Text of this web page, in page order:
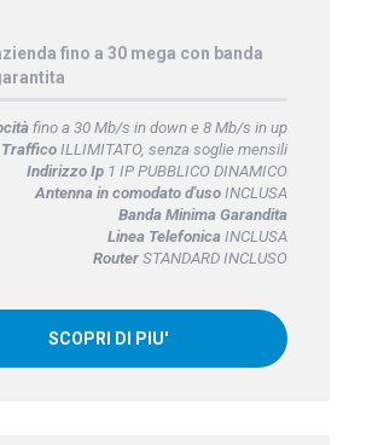
fino a 30 mega con banda
fino a 30 Mb/s in down e 8 Mb/s in up
TrafficoILLIMITATO, senza soglie mensili
Indirizzo Ip1 IP PUBBLICO DINAMICO
Antenna in comodato d'usoINCLUSA
Banda Minima Garandita
Linea TelefonicaINCLUSA
RouterSTANDARD INCLUSO
SCOPRI DI PIU'